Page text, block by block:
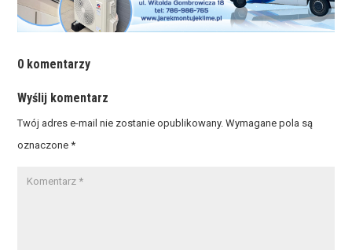
0 komentarzy
Wyślij komentarz
Twój adres e-mail nie zostanie opublikowany. Wymagane pola są
oznaczone*